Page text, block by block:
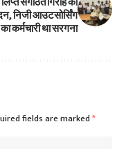
निजी आउटसोर्सिंग
कर्मचारी था सरगना
fields are marked*